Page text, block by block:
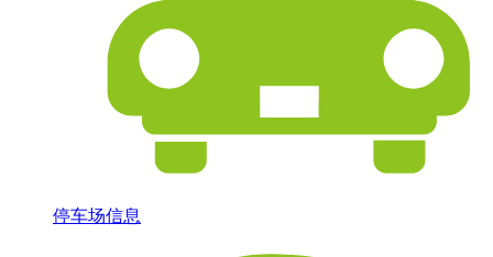
停车场信息